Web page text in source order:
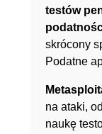
testów
skrócony
Podatne
na ataki,
naukę